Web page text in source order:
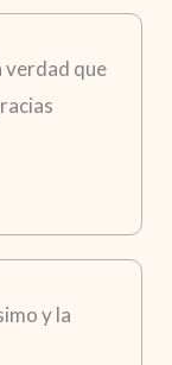
verdad que
y la